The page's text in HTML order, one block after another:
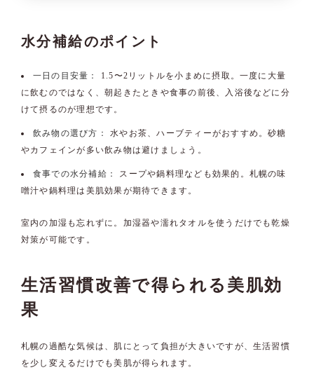
水分補給のポイント
一日の目安量：
1.5〜2リットルを小まめに摂取。一度に大量
に飲むのではなく、朝起きたときや食事の前後、入浴後などに分
けて摂るのが理想です。
飲み物の選び方：
水やお茶、ハーブティーがおすすめ。砂糖
やカフェインが多い飲み物は避けましょう。
食事での水分補給：
スープや鍋料理なども効果的。札幌の味
噌汁や鍋料理は美肌効果が期待できます。
室内の加湿も忘れずに。加湿器や濡れタオルを使うだけでも乾燥
対策が可能です。
生活習慣改善で得られる美肌効
果
札幌の過酷な気候は、肌にとって負担が大きいですが、生活習慣
を少し変えるだけでも美肌が得られます。